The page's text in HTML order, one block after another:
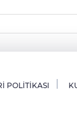
POLİTİKASI